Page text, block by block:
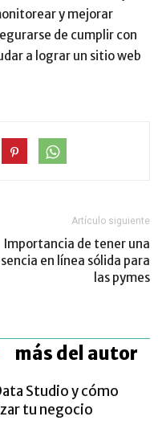
y mejorar
de cumplir con
a lograr un sitio web
Artículo siguiente
Importancia de tener una
en línea sólida para
las pymes
más del autor
Studio y cómo
tu negocio